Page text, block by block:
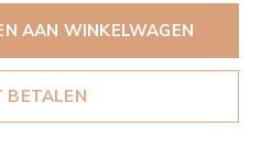
AAN WINKELWAGEN
BETALEN